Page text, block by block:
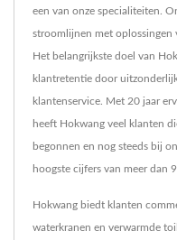
een van onze specialiteiten.
stroomlijnen met oplossingen
Het belangrijkste doel van
klantretentie door
klantenservice. Met 20 jaar
heeft Hokwang veel klanten
begonnen en nog steeds bij
hoogste cijfers van meer dan
Hokwang biedt klanten
waterkranen en verwarmde